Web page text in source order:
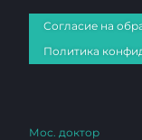
Согласие на
Политика
Мос. доктор